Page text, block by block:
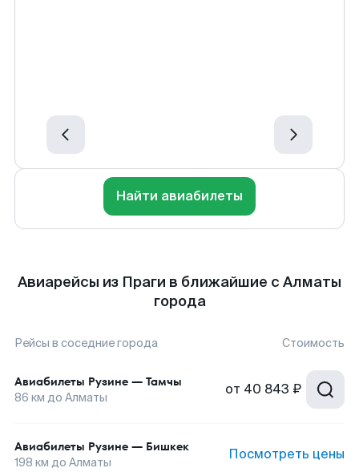
Найти авиабилеты
Авиарейсы из Праги в ближайшие с Алматы
города
Рейсы в соседние города Стоимость
Авиабилеты Рузине — Тамчы
86 км до Алматы от 40 843 ₽
Авиабилеты Рузине — Бишкек
198 км до Алматы Посмотреть цены